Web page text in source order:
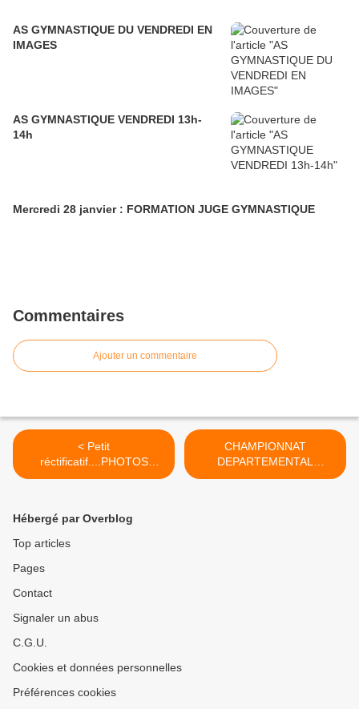
AS GYMNASTIQUE DU VENDREDI EN
IMAGES
AS GYMNASTIQUE VENDREDI 13h-
14h
Mercredi 28 janvier : FORMATION JUGE GYMNASTIQUE
Commentaires
Ajouter un commentaire
< Petit
réctificatif....PHOTOS
ESCALADE !
CHAMPIONNAT
DEPARTEMENTAL
BADMINTON 30 MARS >
Hébergé par Overblog
Top articles
Pages
Contact
Signaler un abus
C.G.U.
Cookies et données personnelles
Préférences cookies